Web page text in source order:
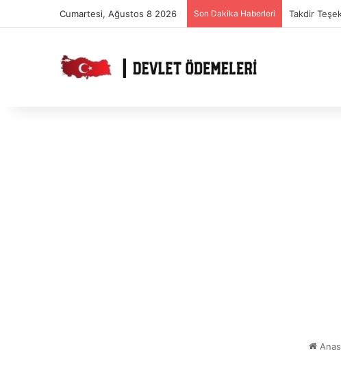
Cumartesi, Ağustos 8 2026 Son Dakika Haberleri Takdir